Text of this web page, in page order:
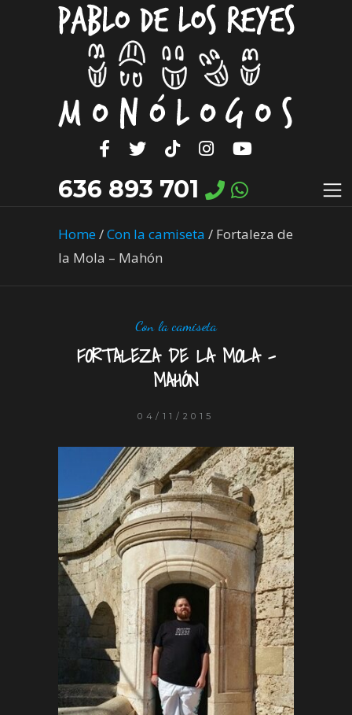
636 893 701
Home/Con la camiseta / Fortaleza de
la Mola – Mahón
Con la camiseta
FORTALEZA DE LA MOLA –
MAHÓN
04/11/2015